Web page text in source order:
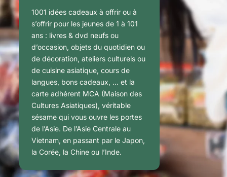
1001 idées cadeaux à offrir ou à
s’offrir pour les jeunes de 1 à 101
ans : livres & dvd neufs ou
d’occasion, objets du quotidien ou
de décoration, ateliers culturels ou
de cuisine asiatique, cours de
langues, bons cadeaux, … et la
carte adhérent MCA (Maison des
Cultures Asiatiques), véritable
sésame qui vous ouvre les portes
de l’Asie. De l’Asie Centrale au
Vietnam, en passant par le Japon,
la Corée, la Chine ou l’Inde.